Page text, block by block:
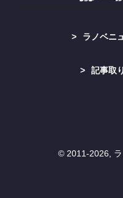
ラノベニ
記事取
© 2011-2026,